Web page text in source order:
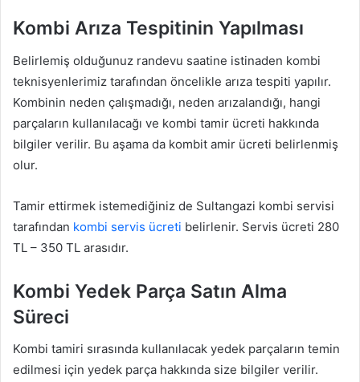
Kombi Arıza Tespitinin Yapılması
Belirlemiş olduğunuz randevu saatine istinaden kombi
teknisyenlerimiz tarafından öncelikle arıza tespiti yapılır.
Kombinin neden çalışmadığı, neden arızalandığı, hangi
parçaların kullanılacağı ve kombi tamir ücreti hakkında
bilgiler verilir. Bu aşama da kombit amir ücreti belirlenmiş
olur.
Tamir ettirmek istemediğiniz de Sultangazi kombi servisi
tarafından kombi servis ücreti belirlenir. Servis ücreti 280
TL – 350 TL arasıdır.
Kombi Yedek Parça Satın Alma
Süreci
Kombi tamiri sırasında kullanılacak yedek parçaların temin
edilmesi için yedek parça hakkında size bilgiler verilir.